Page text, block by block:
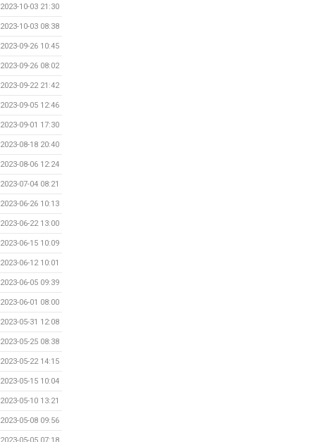
2023-10-03 21:30
2023-10-03 08:38
2023-09-26 10:45
2023-09-26 08:02
2023-09-22 21:42
2023-09-05 12:46
2023-09-01 17:30
2023-08-18 20:40
2023-08-06 12:24
2023-07-04 08:21
2023-06-26 10:13
2023-06-22 13:00
2023-06-15 10:09
2023-06-12 10:01
2023-06-05 09:39
2023-06-01 08:00
2023-05-31 12:08
2023-05-25 08:38
2023-05-22 14:15
2023-05-15 10:04
2023-05-10 13:21
2023-05-08 09:56